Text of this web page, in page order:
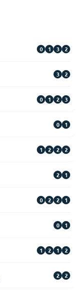
0 1 3 2
3 2
0 1 2 3
0 1
1 2 2 2
2 1
0 2 2 1
0 1
1 2 1 2
2 2